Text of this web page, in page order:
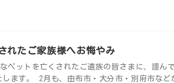
れたご家族様へお悔やみ
ペットを亡くされたご遺族の皆さまに、謹ん
します。 2月も、由布市・大分市・別府市な